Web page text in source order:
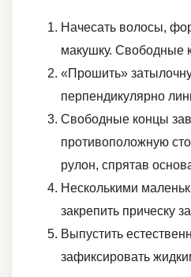
Начесать волосы,
макушку. Свободные
«Прошить»
перпендикулярно
Свободные концы
противоположную
рулон, спрятав
Несколькими
закрепить прическу
Выпустить
зафиксировать